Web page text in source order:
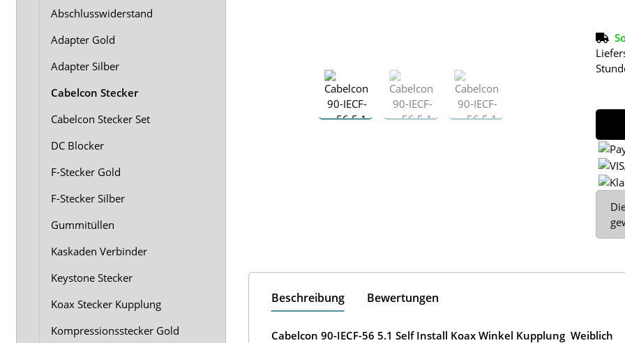
x
Beschreibung Bewertungen
Cabelcon 90-IECF-56 5.1 Self Install Koax Winkel Kupplung Weiblich
Abschlusswiderstand
Adapter Gold
Adapter Silber
Cabelcon Stecker
Cabelcon Stecker Set
DC Blocker
F-Stecker Gold
F-Stecker Silber
Gummitüllen
Kaskaden Verbinder
Keystone Stecker
Koax Stecker Kupplung
Kompressionsstecker Gold